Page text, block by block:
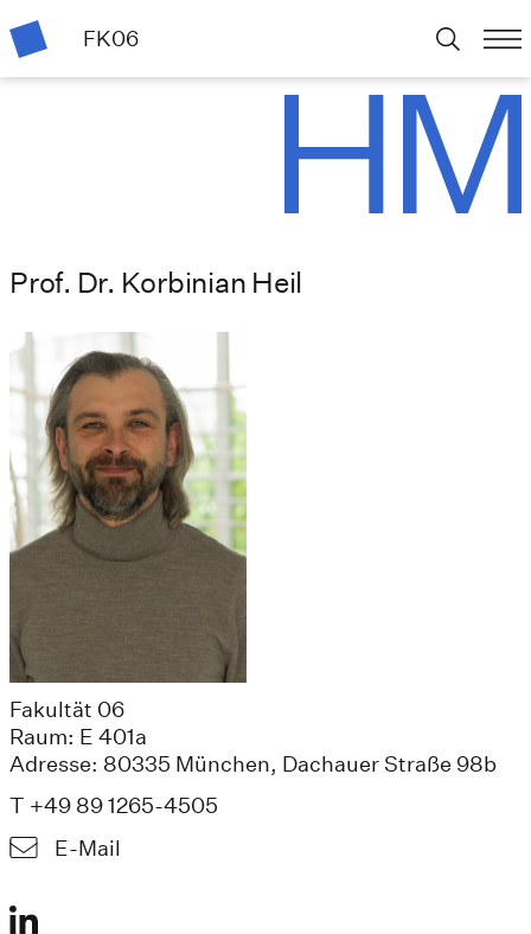
FK06
Prof. Dr. Korbinian Heil
Fakultät 06
Raum: E 401a
Adresse: 80335 München, Dachauer Straße 98b
T +49 89 1265-4505
E-Mail